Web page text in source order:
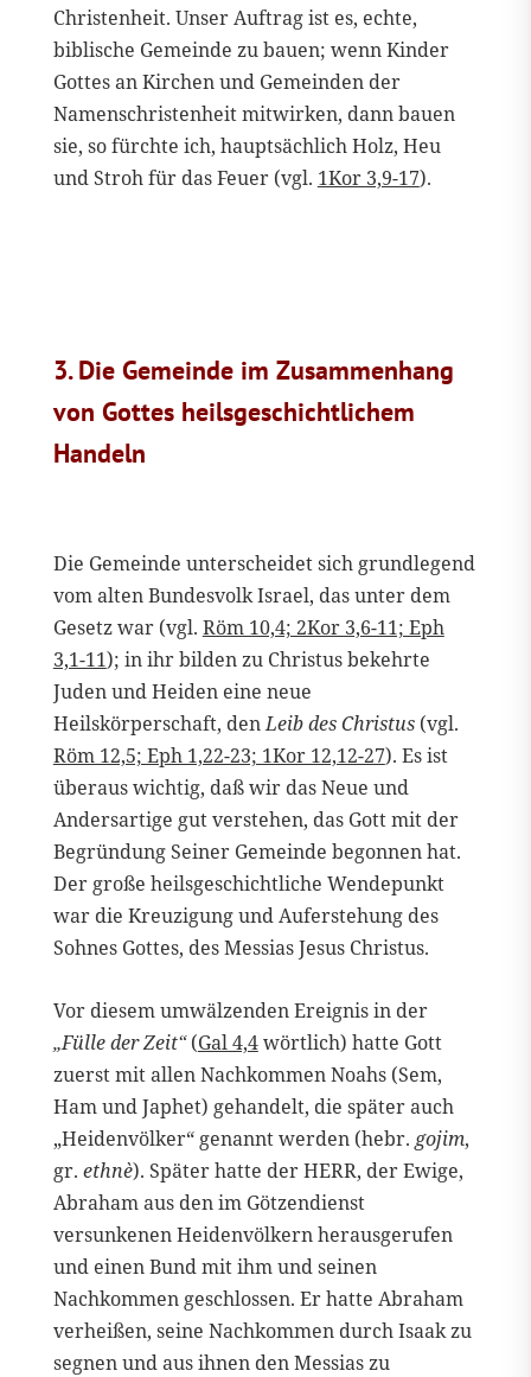
Christenheit. Unser Auftrag ist es, echte,
biblische Gemeinde zu bauen; wenn Kinder
Gottes an Kirchen und Gemeinden der
Namenschristenheit mitwirken, dann bauen
sie, so fürchte ich, hauptsächlich Holz, Heu
und Stroh für das Feuer (vgl. 1Kor 3,9-17).
3. Die Gemeinde im Zusammenhang
von Gottes heilsgeschichtlichem
Handeln
Die Gemeinde unterscheidet sich grundlegend
vom alten Bundesvolk Israel, das unter dem
Gesetz war (vgl. Röm 10,4; 2Kor 3,6-11; Eph
3,1-11); in ihr bilden zu Christus bekehrte
Juden und Heiden eine neue
Heilskörperschaft, denLeib des Christus(vgl.
Röm 12,5; Eph 1,22-23; 1Kor 12,12-27). Es ist
überaus wichtig, daß wir das Neue und
Andersartige gut verstehen, das Gott mit der
Begründung Seiner Gemeinde begonnen hat.
Der große heilsgeschichtliche Wendepunkt
war die Kreuzigung und Auferstehung des
Sohnes Gottes, des Messias Jesus Christus.
Vor diesem umwälzenden Ereignis in der
„Fülle der Zeit“(Gal 4,4wörtlich) hatte Gott
zuerst mit allen Nachkommen Noahs (Sem,
Ham und Japhet) gehandelt, die später auch
„Heidenvölker“ genannt werden (hebr. gojim,
gr. ethnè). Später hatte der HERR, der Ewige,
Abraham aus den im Götzendienst
versunkenen Heidenvölkern herausgerufen
und einen Bund mit ihm und seinen
Nachkommen geschlossen. Er hatte Abraham
verheißen, seine Nachkommen durch Isaak zu
segnen und aus ihnen den Messias zu